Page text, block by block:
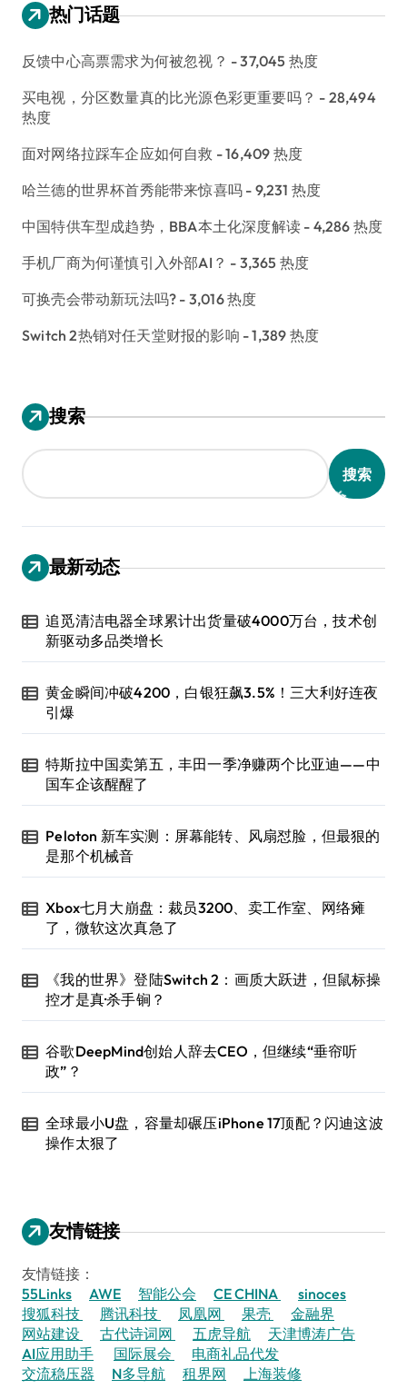
热门话题
反馈中心高票需求为何被忽视？ - 37,045 热度
买电视，分区数量真的比光源色彩更重要吗？ - 28,494
热度
面对网络拉踩车企应如何自救 - 16,409 热度
哈兰德的世界杯首秀能带来惊喜吗 - 9,231 热度
中国特供车型成趋势，BBA本土化深度解读 - 4,286 热度
手机厂商为何谨慎引入外部AI？ - 3,365 热度
可换壳会带动新玩法吗? - 3,016 热度
Switch 2热销对任天堂财报的影响 - 1,389 热度
搜索
搜索
最新动态
追觅清洁电器全球累计出货量破4000万台，技术创
新驱动多品类增长
黄金瞬间冲破4200，白银狂飙3.5%！三大利好连夜
引爆
特斯拉中国卖第五，丰田一季净赚两个比亚迪——中
国车企该醒醒了
Peloton 新车实测：屏幕能转、风扇怼脸，但最狠的
是那个机械音
Xbox七月大崩盘：裁员3200、卖工作室、网络瘫
了，微软这次真急了
《我的世界》登陆Switch 2：画质大跃进，但鼠标操
控才是真·杀手锏？
谷歌DeepMind创始人辞去CEO，但继续“垂帘听
政”？
全球最小U盘，容量却碾压iPhone 17顶配？闪迪这波
操作太狠了
友情链接
友情链接：
55Links
AWE 智能公会 CE CHINA
sinoces
搜狐科技
腾讯科技 凤凰网 果壳
金融界
网站建设
古代诗词网 五虎导航
天津博涛广告
AI应用助手
国际展会
电商礼品代发
交流稳压器
N多导航 租界网 上海装修